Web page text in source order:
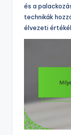
és a
technikák
élvezeti